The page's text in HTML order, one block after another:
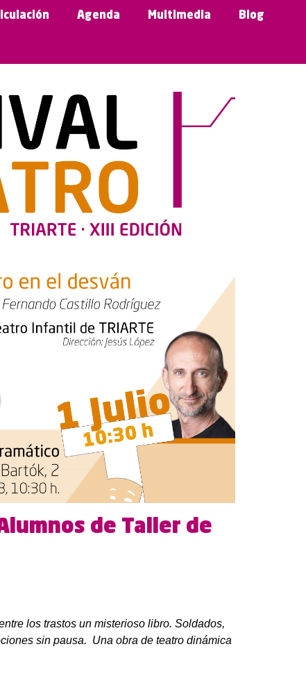
Agenda Multimedia Blog
de Taller de
los trastos un misterioso libro. Soldados,
sin pausa. Una obra de teatro dinámica